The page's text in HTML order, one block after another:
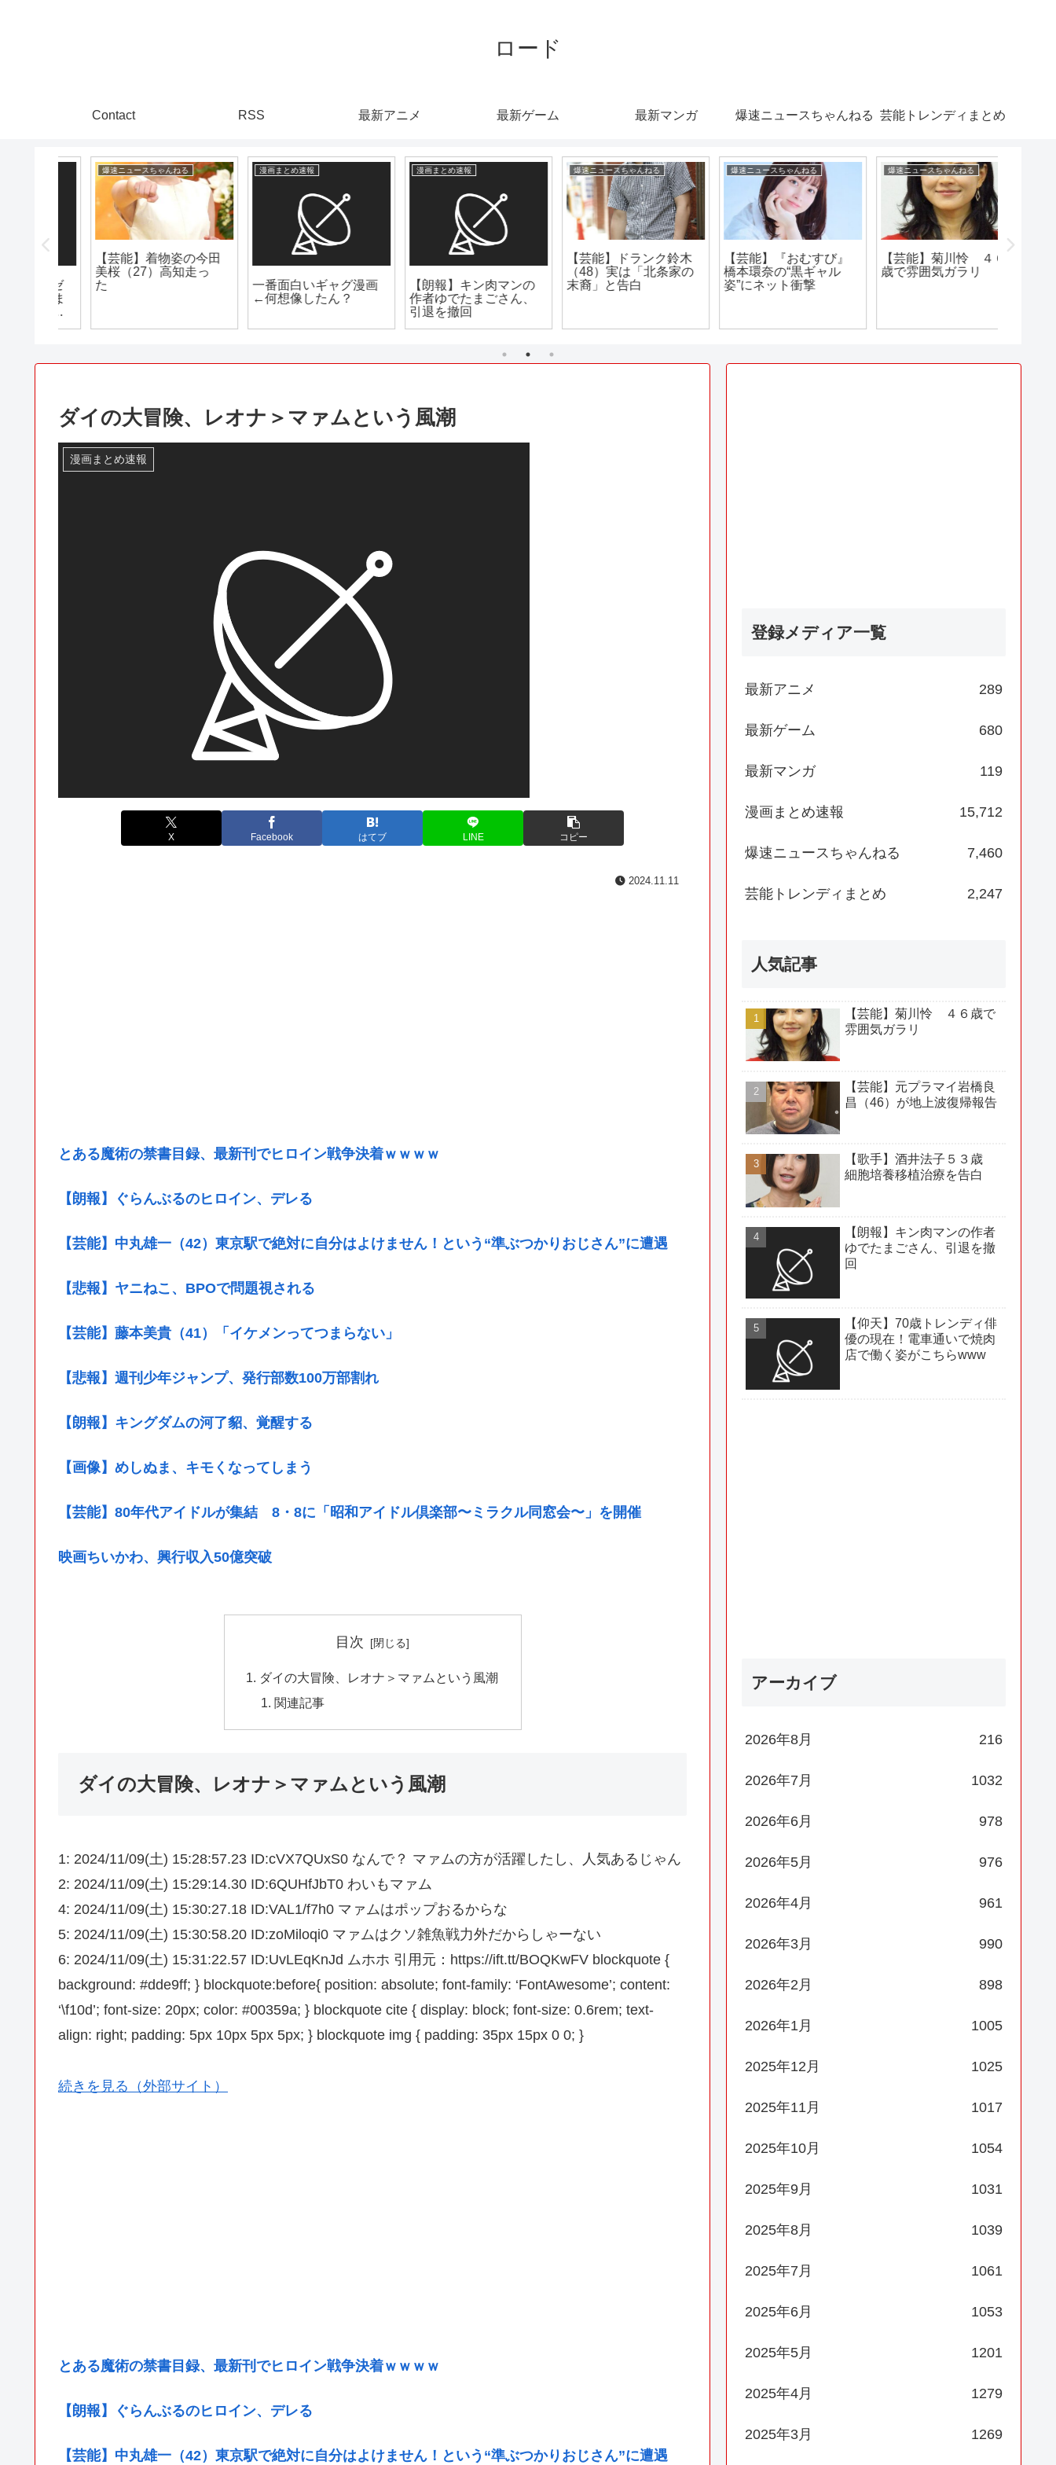
ロード
Contact RSS 最新アニメ 最新ゲーム 最新マンガ 爆速ニュースちゃんねる 芸能トレンディまとめ
漫画まとめ速報
一番面白いギャグ漫画
漫画まとめ速報
【朗報】キン肉マンの
作者ゆでたまごさん、
爆速ニュースちゃんねる
【芸能】ドランク鈴木
末裔」と告白
爆速ニュースちゃんねる
【芸能】『おむすび』
橋本環奈の“黒ギャル
姿”にネット衝撃
爆速ニュースちゃんねる
【芸能】菊川怜 ４６
歳で雰囲気ガラリ
漫画まとめ速報
ダイの大冒険、レオナ＞マァムという風潮
漫画まとめ速報
X Facebook はてブ LINE コピー
2024.11.11
とある魔術の禁書目録、最新刊でヒロイン戦争決着ｗｗｗｗ
【朗報】ぐらんぶるのヒロイン、デレる
【芸能】中丸雄一（42）東京駅で絶対に自分はよけません！という“準ぶつかりおじさん”に遭遇
【悲報】ヤニねこ、BPOで問題視される
【芸能】藤本美貴（41）「イケメンってつまらない」
【悲報】週刊少年ジャンプ、発行部数100万部割れ
【朗報】キングダムの河了貂、覚醒する
【画像】めしぬま、キモくなってしまう
【芸能】80年代アイドルが集結 8・8に「昭和アイドル倶楽部〜ミラクル同窓会〜」を開催
映画ちいかわ、興行収入50億突破
目次
ダイの大冒険、レオナ＞マァムという風潮
関連記事
ダイの大冒険、レオナ＞マァムという風潮
1: 2024/11/09(土) 15:28:57.23 ID:cVX7QUxS0 なんで？ マァムの方が活躍したし、人気あるじゃん
2: 2024/11/09(土) 15:29:14.30 ID:6QUHfJbT0 わいもマァム
4: 2024/11/09(土) 15:30:27.18 ID:VAL1/f7h0 マァムはポップおるからな
5: 2024/11/09(土) 15:30:58.20 ID:zoMiloqi0 マァムはクソ雑魚戦力外だからしゃーない
6: 2024/11/09(土) 15:31:22.57 ID:UvLEqKnJd ムホホ 引用元：https://ift.tt/BOQKwFV blockquote {
background: #dde9ff; } blockquote:before{ position: absolute; font-family: ‘FontAwesome’; content:
‘\f10d’; font-size: 20px; color: #00359a; } blockquote cite { display: block; font-size: 0.6rem; text-
align: right; padding: 5px 10px 5px 5px; } blockquote img { padding: 35px 15px 0 0; }
続きを見る（外部サイト）
とある魔術の禁書目録、最新刊でヒロイン戦争決着ｗｗｗｗ
【朗報】ぐらんぶるのヒロイン、デレる
【芸能】中丸雄一（42）東京駅で絶対に自分はよけません！という“準ぶつかりおじさん”に遭遇
登録メディア一覧
最新アニメ 289
最新ゲーム 680
最新マンガ 119
漫画まとめ速報 15,712
爆速ニュースちゃんねる 7,460
芸能トレンディまとめ 2,247
人気記事
【芸能】菊川怜 ４６歳で
雰囲気ガラリ
【芸能】元プラマイ岩橋良
昌（46）が地上波復帰報告
【歌手】酒井法子５３歳
細胞培養移植治療を告白
【朗報】キン肉マンの作者
ゆでたまごさん、引退を撤
回
【仰天】70歳トレンディ俳
優の現在！電車通いで焼肉
店で働く姿がこちらwww
アーカイブ
2026年8月 216
2026年7月 1032
2026年6月 978
2026年5月 976
2026年4月 961
2026年3月 990
2026年2月 898
2026年1月 1005
2025年12月 1025
2025年11月 1017
2025年10月 1054
2025年9月 1031
2025年8月 1039
2025年7月 1061
2025年6月 1053
2025年5月 1201
2025年4月 1279
2025年3月 1269